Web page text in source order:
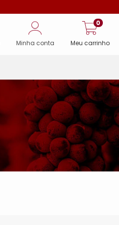
Minha conta Meu carrinho
0